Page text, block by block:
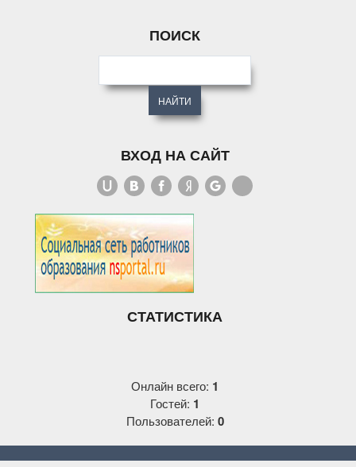
ПОИСК
ВХОД НА САЙТ
СТАТИСТИКА
Онлайн всего: 1
Гостей: 1
Пользователей: 0